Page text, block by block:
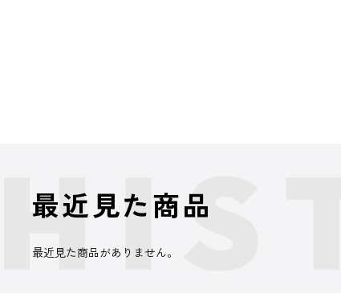
最近見た商品
最近見た商品がありません。